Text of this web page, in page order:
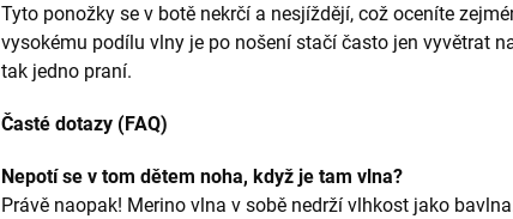
Tyto ponožky se v botě nekrčí a nesjíždějí, což oceníte
vysokému podílu vlny je po nošení stačí často jen vyvětrat
tak jedno praní.
Časté dotazy (FAQ)
Nepotí se v tom dětem noha, když je tam vlna?
Právě naopak! Merino vlna v sobě nedrží vlhkost jako